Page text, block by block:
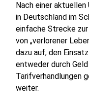
Nach einer
in Deutschland im
einfache Strecke
von „verlorener
dazu auf, den
entweder durch
Tarifverhandlungen
weiter.